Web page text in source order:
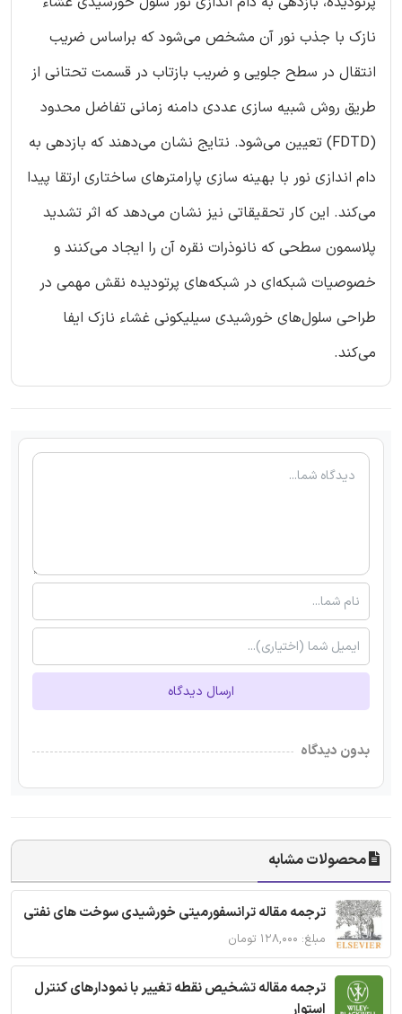
نازک با جذب نور آن مشخص می‌شود که براساس ضریب
انتقال در سطح جلویی و ضریب بازتاب در قسمت تحتانی از
طریق روش شبیه سازی عددی دامنه زمانی تفاضل محدود
(FDTD) تعیین می‌شود. نتایج نشان می‌دهند که بازدهی به
دام اندازی نور با بهینه سازی پارامترهای ساختاری ارتقا پیدا
می‌کند. این کار تحقیقاتی نیز نشان می‌دهد که اثر تشدید
پلاسمون سطحی که نانوذرات نقره آن را ایجاد می‌کنند و
خصوصیات شبکه‌ای در شبکه‌های پرتودیده نقش مهمی در
طراحی سلول‌های خورشیدی سیلیکونی غشاء نازک ایفا
می‌کند.
ارسال دیدگاه
بدون دیدگاه
محصولات مشابه
ترجمه مقاله ترانسفورمیتی خورشیدی سوخت های نفتی
مبلغ: ۱۲۸,۰۰۰ تومان
ترجمه مقاله تشخیص نقطه تغییر با نمودارهای کنترل